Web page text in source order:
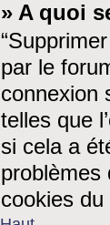
» A quoi
par le
connexion
telles que
si cela a
problèmes
cookies